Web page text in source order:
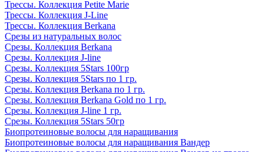
Трессы. Коллекция Petite Marie
Трессы. Коллекция J-Line
Трессы. Коллекция Berkana
Срезы из натуральных волос
Срезы. Коллекция Berkana
Срезы. Коллекция J-line
Срезы. Коллекция 5Stars 100гр
Срезы. Коллекция 5Stars по 1 гр.
Срезы. Коллекция Berkana по 1 гр.
Срезы. Коллекция Berkana Gold по 1 гр.
Срезы. Коллекция J-line 1 гр.
Срезы. Коллекция 5Stars 50гр
Биопротеиновые волосы для наращивания
Биопротеиновые волосы для наращивания Вандер